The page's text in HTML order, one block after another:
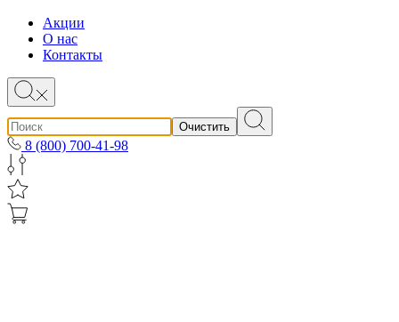
Акции
О нас
Контакты
Очистить
8 (800) 700-41-98